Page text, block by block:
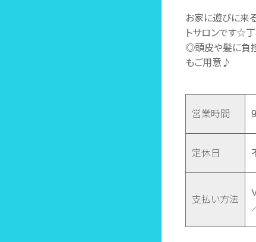
お家に遊びに来
トサロンです☆
◎頭皮や髪に負
もご用意♪
営業時間
定休日
支払い方法